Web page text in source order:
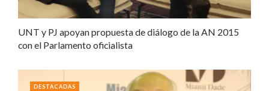
UNT y PJ apoyan propuesta de diálogo de la AN 2015
con el Parlamento oficialista
DESTACADAS